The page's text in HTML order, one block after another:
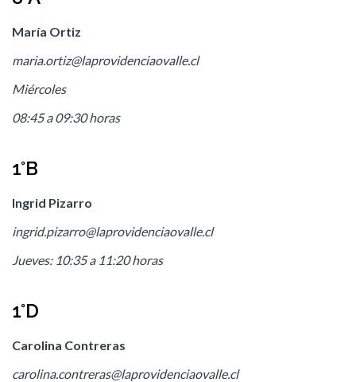
María Ortiz
maria.ortiz@laprovidenciaovalle.cl
Miércoles
08:45 a 09:30 horas
1°B
Ingrid Pizarro
ingrid.pizarro@laprovidenciaovalle.cl
Jueves: 10:35 a 11:20 horas
1°D
Carolina Contreras
carolina.contreras@laprovidenciaovalle.cl